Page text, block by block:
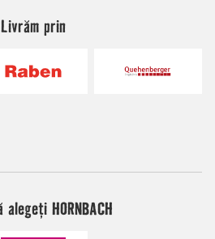
Livrăm prin
HORNBACH